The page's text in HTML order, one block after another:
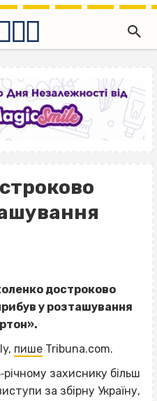
достроково
у розташування
пише Tribuna.com.
захиснику більш
за збірну Україну,